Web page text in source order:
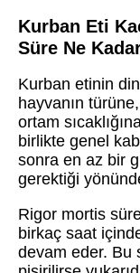
Kurban Eti
Süre Ne
Kurban etinin
hayvanın
ortam
birlikte genel
sonra en az bir
gerektiği
Rigor mortis
birkaç saat
devam eder. Bu